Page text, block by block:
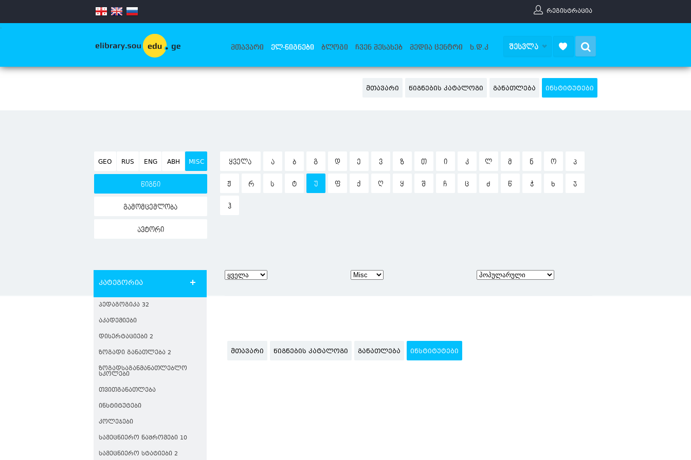
ᲠᲔᲒᲘᲡᲢᲠᲐᲪᲘᲐ
.
ᲛᲗᲐᲕᲐᲠᲘ ᲔᲚ-ᲬᲘᲒᲜᲔᲑᲘ ᲑᲚᲝᲒᲘ ᲩᲕᲔᲜ ᲨᲔᲡᲐᲮᲔᲑ ᲛᲔᲓᲘᲐ ᲪᲔᲜᲢᲠᲘ Ხ.Დ.Კ ᲨᲔᲡᲕᲚᲐ
ᲛᲗᲐᲕᲐᲠᲘ ᲬᲘᲒᲜᲔᲑᲘᲡ ᲙᲐᲢᲐᲚᲝᲒᲘ ᲒᲐᲜᲐᲗᲚᲔᲑᲐ ᲘᲜᲡᲢᲘᲢᲣᲢᲔᲑᲘ
GEO RUS ENG ABH MISC
წიგნი
გამომცემლობა
ავტორი
ᲧᲕᲔᲚᲐ Ა Ბ Გ Დ Ე Ვ Ზ Თ Ი Კ Ლ Მ Ნ Ო Პ
Ჟ Რ Ს Ტ Უ Ფ Ქ Ღ Ყ Შ Ჩ Ც Ძ Წ Ჭ Ხ Ჯ
Ჰ
კატეგორია
ᲞᲔᲓᲐᲒᲝᲒᲘᲙᲐ 32
ᲐᲙᲐᲓᲔᲛᲘᲔᲑᲘ
ᲓᲘᲡᲔᲠᲢᲐᲪᲘᲔᲑᲘ 2
ᲖᲝᲒᲐᲓᲘ ᲒᲐᲜᲐᲗᲚᲔᲑᲐ 2
ᲖᲝᲒᲐᲓᲡᲐᲒᲐᲜᲛᲐᲜᲐᲗᲚᲔᲑᲚᲝ
ᲡᲙᲝᲚᲔᲑᲘ
ᲗᲕᲘᲗᲒᲐᲜᲐᲗᲚᲔᲑᲐ
ᲘᲜᲡᲢᲘᲢᲣᲢᲔᲑᲘ
ᲙᲝᲚᲔᲯᲔᲑᲘ
ᲡᲐᲛᲔᲪᲜᲘᲔᲠᲝ ᲜᲐᲨᲠᲝᲛᲔᲑᲘ 10
ᲡᲐᲛᲔᲪᲜᲘᲔᲠᲝ ᲡᲢᲐᲢᲘᲔᲑᲘ 2
ᲛᲗᲐᲕᲐᲠᲘ ᲬᲘᲒᲜᲔᲑᲘᲡ ᲙᲐᲢᲐᲚᲝᲒᲘ ᲒᲐᲜᲐᲗᲚᲔᲑᲐ ᲘᲜᲡᲢᲘᲢᲣᲢᲔᲑᲘ